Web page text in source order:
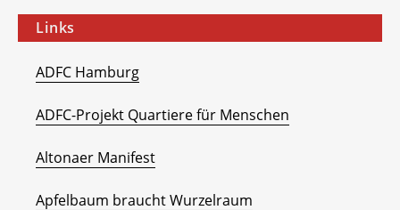
Links
ADFC Hamburg
ADFC-Projekt Quartiere für Menschen
Altonaer Manifest
Apfelbaum braucht Wurzelraum